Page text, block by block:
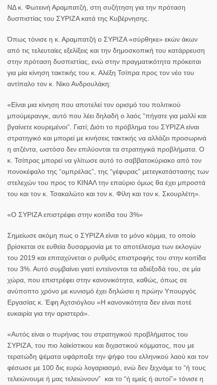
ΝΔ κ. Φωτεινή Αραμπατζή , στη συζήτηση για την πρόταση
δυσπιστίας του ΣΥΡΙΖΑ κατά της Κυβέρνησης.
Όπως τόνισε η κ. Αραμπατζή ο ΣΥΡΙΖΑ «σύρθηκε» εκών άκων
από τις τελευταίες εξελίξεις και την δημοσκοπική του κατάρρευση
στην πρόταση δυσπιστίας, ενώ στην πραγματικότητα πρόκειται
για μία κίνηση τακτικής του κ. Αλέξη Τσίπρα προς τον νέο του
αντίπαλο τον κ. Νίκο Ανδρουλάκη:
«Είναι μια κίνηση που αποτελεί τον ορισμό του πολιτικού
μπούμερανγκ, αυτό που λέει δηλαδή ο λαός “πήγατε για μαλλί και
βγαίνετε κουρεμένοι”. Γιατί; Διότι το πρόβλημα του ΣΥΡΙΖΑ είναι
στρατηγικό και μπορεί με κινήσεις τακτικής να αλλάζει προσωρινά
η ατζέντα, ωστόσο δεν επιλύονται τα στρατηγικά προβλήματα. Ο
κ. Τσίπρας μπορεί να γλίτωσε αυτό το σαββατοκύριακο από τον
πονοκέφαλο της “ομπρέλας”, της “γέφυρας” μετεγκατάστασης των
στελεχών του προς το ΚΙΝΑΛ την επαύριο όμως θα έχει μπροστά
του και τον κ. Τσακαλώτο και τον κ. Φίλη και τον κ. Σκουρλέτη».
«Ο ΣΥΡΙΖΑ επιστρέφει στην κοιτίδα του 3%»
Σημείωσε ακόμη πως ο ΣΥΡΙΖΑ είναι το μόνο κόμμα, το οποίο
βρίσκεται σε ευθεία δυσαρμονία με το αποτέλεσμα των εκλογών
του 2019 και επιταχύνεται ο ρυθμός επιστροφής του στην κοιτίδα
του 3%. Αυτό συμβαίνει γιατί εντείνονται τα αδιέξοδά του, σε μία
χώρα, που επιστρέφει στην κανονικότητα, καθώς, όπως σε
ανύποπτο χρόνο με κυνισμό έχει δηλώσει η πρώην Υπουργός
Εργασίας κ. Έφη Αχτσιόγλου «Η κανονικότητα δεν είναι ποτέ
ευκαιρία για την αριστερά».
«Αυτός είναι ο πυρήνας του στρατηγικού προβλήματος του
ΣΥΡΙΖΑ, του πιο λαϊκίστικου και διχαστικού κόμματος, που με
τερατώδη ψέματα υφάρπαξε την ψήφο του ελληνικού λαού και τον
φέσωσε με 100 δις ευρώ λογαριασμό, ενώ δεν ξεχνάμε το “ή τους
τελειώνουμε ή μας τελειώνουν” και το “ή εμείς ή αυτοί”» τόνισε η